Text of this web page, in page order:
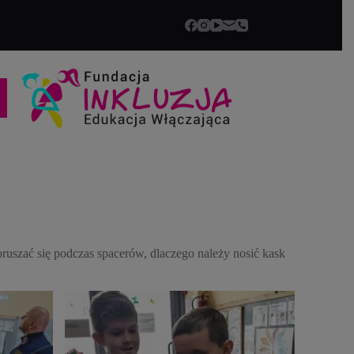
się podczas spacerów, dlaczego należy nosić kask